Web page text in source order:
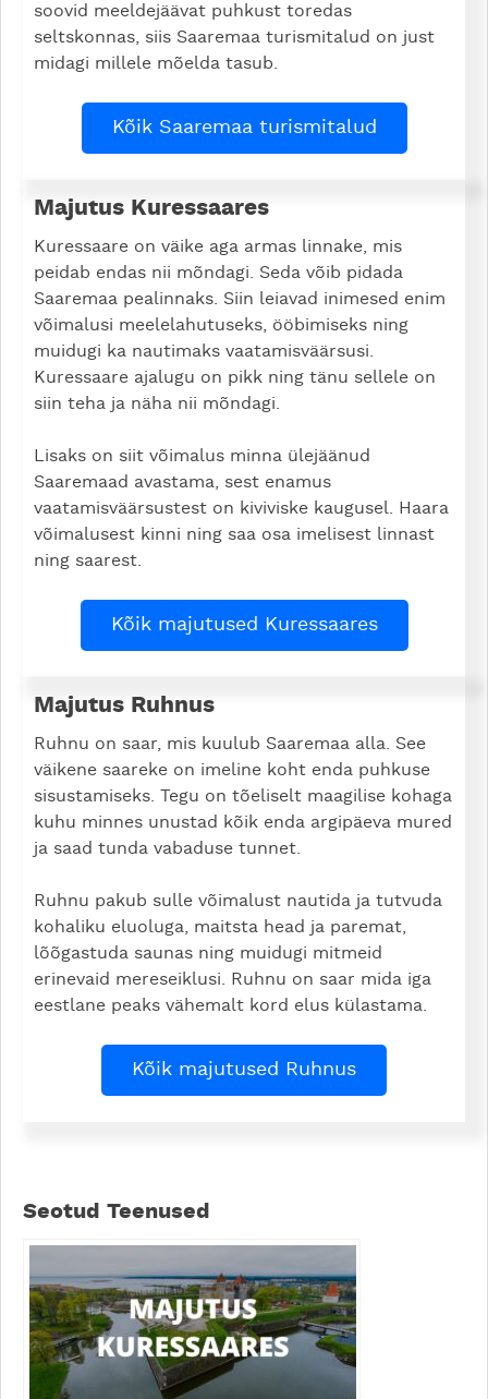
soovid meeldejäävat puhkust toredas
seltskonnas, siis Saaremaa turismitalud on just
midagi millele mõelda tasub.
Kõik Saaremaa turismitalud
Majutus Kuressaares
Kuressaare on väike aga armas linnake, mis
peidab endas nii mõndagi. Seda võib pidada
Saaremaa pealinnaks. Siin leiavad inimesed enim
võimalusi meelelahutuseks, ööbimiseks ning
muidugi ka nautimaks vaatamisväärsusi.
Kuressaare ajalugu on pikk ning tänu sellele on
siin teha ja näha nii mõndagi.
Lisaks on siit võimalus minna ülejäänud
Saaremaad avastama, sest enamus
vaatamisväärsustest on kiviviske kaugusel. Haara
võimalusest kinni ning saa osa imelisest linnast
ning saarest.
Kõik majutused Kuressaares
Majutus Ruhnus
Ruhnu on saar, mis kuulub Saaremaa alla. See
väikene saareke on imeline koht enda puhkuse
sisustamiseks. Tegu on tõeliselt maagilise kohaga
kuhu minnes unustad kõik enda argipäeva mured
ja saad tunda vabaduse tunnet.
Ruhnu pakub sulle võimalust nautida ja tutvuda
kohaliku eluoluga, maitsta head ja paremat,
lõõgastuda saunas ning muidugi mitmeid
erinevaid mereseiklusi. Ruhnu on saar mida iga
eestlane peaks vähemalt kord elus külastama.
Kõik majutused Ruhnus
Seotud Teenused